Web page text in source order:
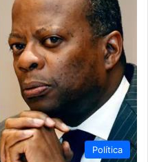
Política